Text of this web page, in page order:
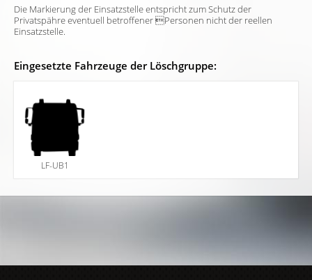
Die Markierung der Einsatzstelle entspricht zum Schutz der
Privatspähre eventuell betroffener Personen nicht der reellen
Einsatzstelle.
Eingesetzte Fahrzeuge der Löschgruppe:
LF-UB1